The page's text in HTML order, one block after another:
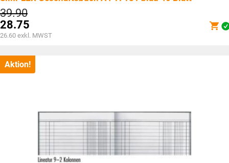
39.90Ursprünglicher
Preis
war:
CHF39.90
28.75
Aktueller
ist:
CHF28.75.
26.60 exkl. MWST
Aktion!